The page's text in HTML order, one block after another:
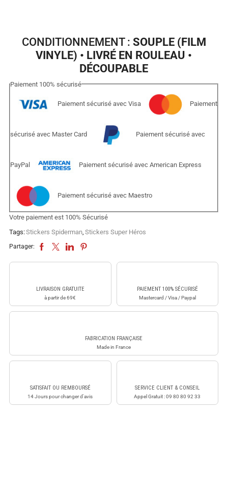
CONDITIONNEMENT : SOUPLE (FILM
VINYLE) • LIVRÉ EN ROULEAU •
DÉCOUPABLE
Paiement 100% sécurisé
Paiement sécurisé avec Visa Paiement
sécurisé avec Master Card Paiement sécurisé avec
PayPal Paiement sécurisé avec American Express
Paiement sécurisé avec Maestro
Votre paiement est 100% Sécurisé
Tags:Stickers Spiderman Stickers Super Héros
Partager:
LIVRAISON GRATUITE
à partir de 69€
PAIEMENT 100% SÉCURISÉ
Mastercard / Visa / Paypal
FABRICATION FRANÇAISE
Made in France
SATISFAIT OU REMBOURSÉ
14 Jours pour changer d'avis
SERVICE CLIENT & CONSEIL
Appel Gratuit : 09 80 80 92 33